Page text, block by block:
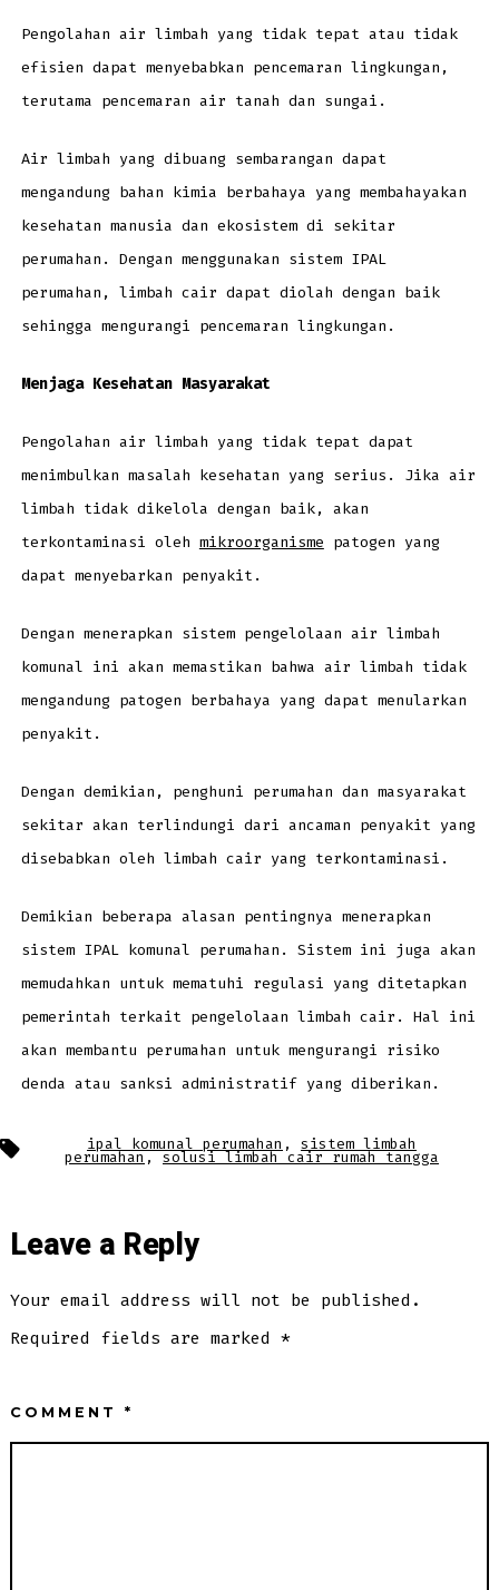
Pengolahan air limbah yang tidak tepat atau tidak
efisien dapat menyebabkan pencemaran lingkungan,
terutama pencemaran air tanah dan sungai.
Air limbah yang dibuang sembarangan dapat
mengandung bahan kimia berbahaya yang membahayakan
kesehatan manusia dan ekosistem di sekitar
perumahan. Dengan menggunakan sistem IPAL
perumahan, limbah cair dapat diolah dengan baik
sehingga mengurangi pencemaran lingkungan.
Menjaga Kesehatan Masyarakat
Pengolahan air limbah yang tidak tepat dapat
menimbulkan masalah kesehatan yang serius. Jika air
limbah tidak dikelola dengan baik, akan
terkontaminasi oleh mikroorganisme patogen yang
dapat menyebarkan penyakit.
Dengan menerapkan sistem pengelolaan air limbah
komunal ini akan memastikan bahwa air limbah tidak
mengandung patogen berbahaya yang dapat menularkan
penyakit.
Dengan demikian, penghuni perumahan dan masyarakat
sekitar akan terlindungi dari ancaman penyakit yang
disebabkan oleh limbah cair yang terkontaminasi.
Demikian beberapa alasan pentingnya menerapkan
sistem IPAL komunal perumahan. Sistem ini juga akan
memudahkan untuk mematuhi regulasi yang ditetapkan
pemerintah terkait pengelolaan limbah cair. Hal ini
akan membantu perumahan untuk mengurangi risiko
denda atau sanksi administratif yang diberikan.
Tags ipal komunal perumahan , sistem limbah
perumahan,solusi limbah cair rumah tangga
Leave a Reply
Your email address will not be published.
Required fields are marked*
COMMENT*